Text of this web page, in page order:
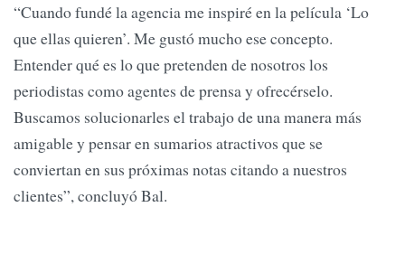
“Cuando fundé la agencia me inspiré en la película ‘Lo
que ellas quieren’. Me gustó mucho ese concepto.
Entender qué es lo que pretenden de nosotros los
periodistas como agentes de prensa y ofrecérselo.
Buscamos solucionarles el trabajo de una manera más
amigable y pensar en sumarios atractivos que se
conviertan en sus próximas notas citando a nuestros
clientes”, concluyó Bal.